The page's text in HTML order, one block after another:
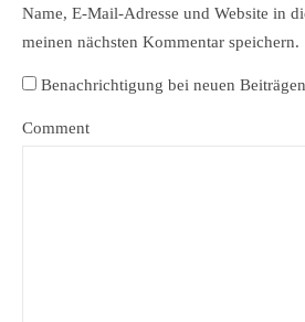
Name, E-Mail-Adresse und Website in
meinen nächsten Kommentar speichern.
Benachrichtigung bei neuen Beiträgen
Comment